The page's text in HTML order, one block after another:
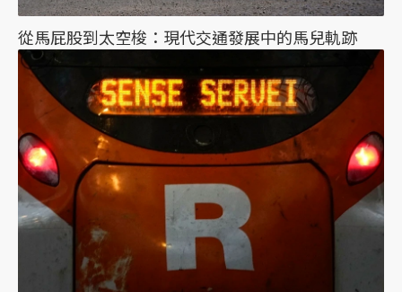
從馬屁股到太空梭：現代交通發展中的馬兒軌跡